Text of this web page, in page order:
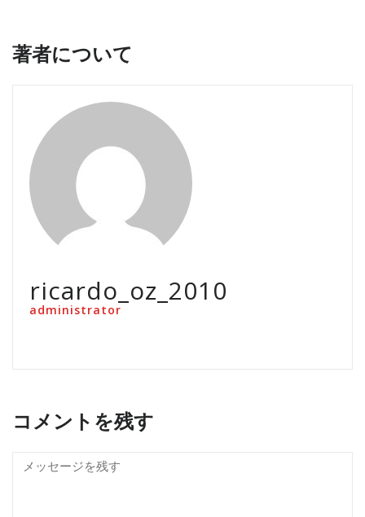
著者について
ricardo_oz_2010
administrator
コメントを残す